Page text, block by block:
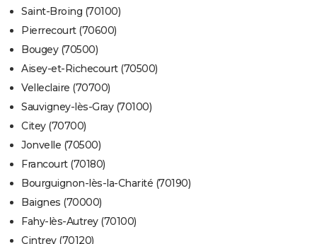
Saint-Broing (70100)
Pierrecourt (70600)
Bougey (70500)
Aisey-et-Richecourt (70500)
Velleclaire (70700)
Sauvigney-lès-Gray (70100)
Citey (70700)
Jonvelle (70500)
Francourt (70180)
Bourguignon-lès-la-Charité (70190)
Baignes (70000)
Fahy-lès-Autrey (70100)
Cintrey (70120)